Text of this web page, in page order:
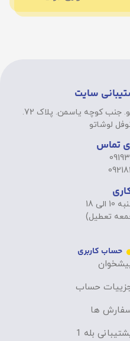
سایت
خیابان حافظ. خیابان نوفل لوشاتو. جنب کوچه یاسمن. پلاک 72.
لوشاتو
تماس
18
تعطیل)
حساب کاربری
حساب
ها
بله 1